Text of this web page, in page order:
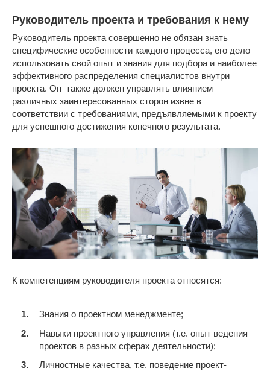
Руководитель проекта и требования к нему
Руководитель проекта совершенно не обязан знать
специфические особенности каждого процесса, его дело
использовать свой опыт и знания для подбора и наиболее
эффективного распределения специалистов внутри
проекта. Он также должен управлять влиянием
различных заинтересованных сторон извне в
соответствии с требованиями, предъявляемыми к проекту
для успешного достижения конечного результата.
К компетенциям руководителя проекта относятся:
Знания о проектном менеджменте;
Навыки проектного управления (т.е. опыт ведения
проектов в разных сферах деятельности);
Личностные качества, т.е. поведение проект-